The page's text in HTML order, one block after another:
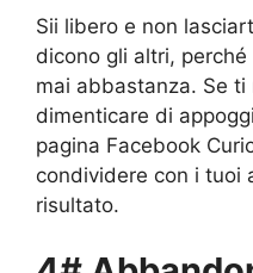
Sii libero e non
dicono gli altri,
mai abbastanza. Se ti
dimenticare di
pagina Facebook
condividere con i tuoi
risultato.